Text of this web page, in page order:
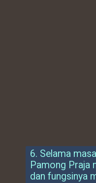
6. Selama
Pamong Praja
dan fungsinya